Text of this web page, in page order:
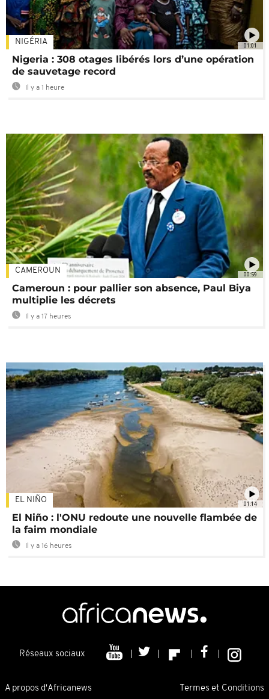
01:01
NIGÉRIA
Nigeria : 308 otages libérés lors d’une opération
de sauvetage record
Il y a 1 heure
00:59
CAMEROUN
Cameroun : pour pallier son absence, Paul Biya
multiplie les décrets
Il y a 17 heures
01:14
EL NIÑO
El Niño : l'ONU redoute une nouvelle flambée de
la faim mondiale
Il y a 16 heures
Réseaux sociaux
A propos d'Africanews Termes et Conditions